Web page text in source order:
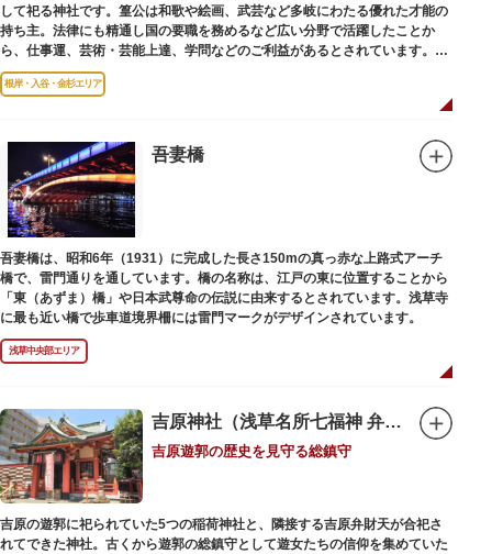
して祀る神社です。篁公は和歌や絵画、武芸など多岐にわたる優れた才能の
持ち主。法律にも精通し国の要職を務めるなど広い分野で活躍したことか
ら、仕事運、芸術・芸能上達、学問などのご利益があるとされています。
境内には、国の重要有形民俗文化財であるミニチュアの富士山「富士塚」
や、日本三大に数えられる「庚申塚」、昭和を代表する囲碁棋士・藤沢秀行
印は、うっとりするほど美しいデザインで人気を博しています。
江戸後期には、学問の神様である菅原道真公も回向院より遷され、境内にあ
る末社を含めて15柱もの神様が祀られています。俳優の渥美清が願をかけた
神社としても知られ、映画「男はつらいよ」で寅さんが首にかけているお守
りは、ここ小野照崎神社のものです。
根岸・入谷・金杉エリア
吾妻橋
吾妻橋は、昭和6年（1931）に完成した長さ150mの真っ赤な上路式アーチ
橋で、雷門通りを通しています。橋の名称は、江戸の東に位置することから
「東（あずま）橋」や日本武尊命の伝説に由来するとされています。浅草寺
に最も近い橋で歩車道境界柵には雷門マークがデザインされています。
浅草中央部エリア
吉原神社（浅草名所七福神 弁財天）
吉原遊郭の歴史を見守る総鎮守
吉原の遊郭に祀られていた5つの稲荷神社と、隣接する吉原弁財天が合祀さ
れてできた神社。古くから遊郭の総鎮守として遊女たちの信仰を集めていた